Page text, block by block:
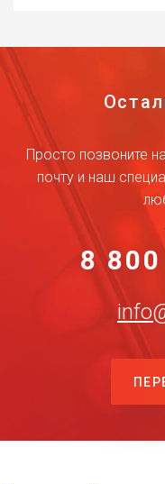
Просто позвоните
почту и наш
8